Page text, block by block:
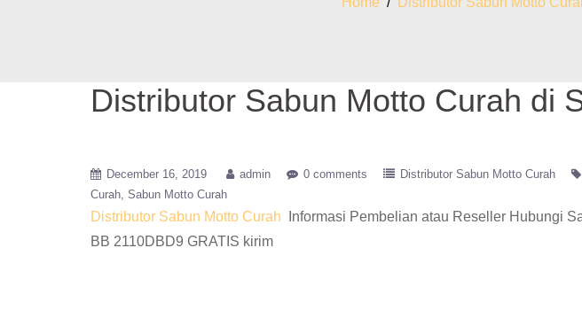
Distributor Sabun Motto Curah di
December 16, 2019 admin 0 comments Distributor Sabun Motto Curah
Curah Sabun Motto Curah
Distributor Sabun Motto Curah
Informasi Pembelian atau Reseller Hubungi
BB 2110DBD9 GRATIS kirim